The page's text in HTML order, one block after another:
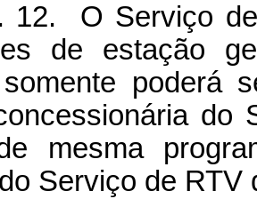
Serviço de
de estação
poderá
do
mesma
Serviço de